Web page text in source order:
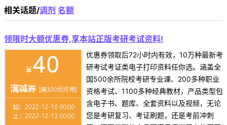
相关话题/调剂 名额
领限时大额优惠券,享本站正版考研考试资料!
优惠券领取后72小时内有效，10万种最新考
研考试考证类电子打印资料任你选。涵盖全
国500余所院校考研专业课、200多种职业
资格考试、1100多种经典教材，产品类型包
含电子书、题库、全套资料以及视频，无论
您是考研复习、考证刷题，还是考前冲刺